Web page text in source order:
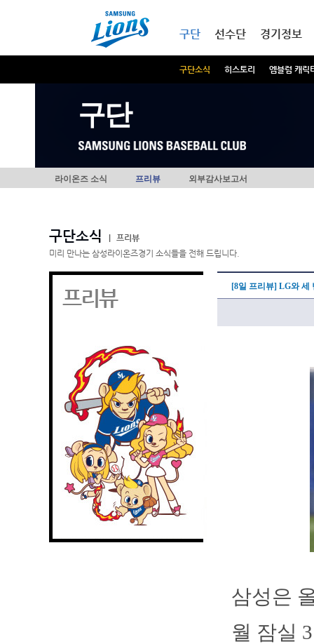
구단
구단소식 히스토리 엠블럼 캐릭
선수단 경기정보
구단
라이온즈 소식 프리뷰 외부감사보고서
구단소식
프리뷰
미리 만나는 삼성라이온즈경기 소식들을 전해 드립니다.
프리뷰 [8일 프리뷰] LG와 세
삼성은
월 잠실